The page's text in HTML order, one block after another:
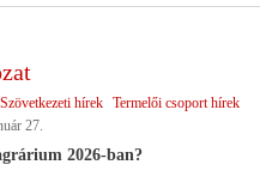
Szövetkezeti hírek Termelői csoport hírek
27.
2026-ban?